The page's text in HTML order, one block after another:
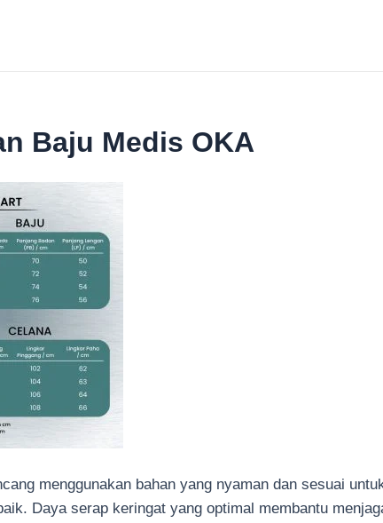
Baju Medis OKA
menggunakan bahan yang nyaman dan sesuai
Daya serap keringat yang optimal membantu